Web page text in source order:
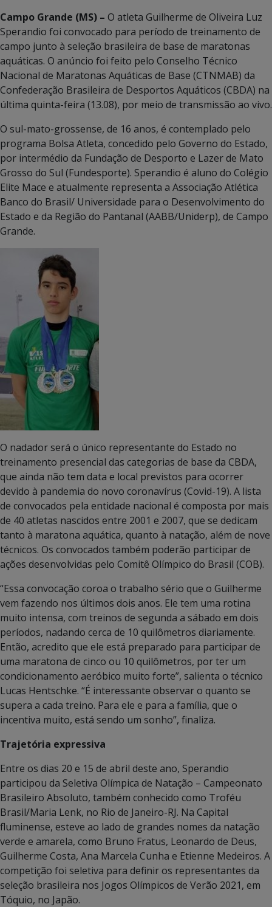
Campo Grande (MS) – O atleta Guilherme de Oliveira Luz
Sperandio foi convocado para período de treinamento de
campo junto à seleção brasileira de base de maratonas
aquáticas. O anúncio foi feito pelo Conselho Técnico
Nacional de Maratonas Aquáticas de Base (CTNMAB) da
Confederação Brasileira de Desportos Aquáticos (CBDA) na
última quinta-feira (13.08), por meio de transmissão ao vivo.
O sul-mato-grossense, de 16 anos, é contemplado pelo
programa Bolsa Atleta, concedido pelo Governo do Estado,
por intermédio da Fundação de Desporto e Lazer de Mato
Grosso do Sul (Fundesporte). Sperandio é aluno do Colégio
Elite Mace e atualmente representa a Associação Atlética
Banco do Brasil/ Universidade para o Desenvolvimento do
Estado e da Região do Pantanal (AABB/Uniderp), de Campo
Grande.
O nadador será o único representante do Estado no
treinamento presencial das categorias de base da CBDA,
que ainda não tem data e local previstos para ocorrer
devido à pandemia do novo coronavírus (Covid-19). A lista
de convocados pela entidade nacional é composta por mais
de 40 atletas nascidos entre 2001 e 2007, que se dedicam
tanto à maratona aquática, quanto à natação, além de nove
técnicos. Os convocados também poderão participar de
ações desenvolvidas pelo Comitê Olímpico do Brasil (COB).
“Essa convocação coroa o trabalho sério que o Guilherme
vem fazendo nos últimos dois anos. Ele tem uma rotina
muito intensa, com treinos de segunda a sábado em dois
períodos, nadando cerca de 10 quilômetros diariamente.
Então, acredito que ele está preparado para participar de
uma maratona de cinco ou 10 quilômetros, por ter um
condicionamento aeróbico muito forte”, salienta o técnico
Lucas Hentschke. “É interessante observar o quanto se
supera a cada treino. Para ele e para a família, que o
incentiva muito, está sendo um sonho”, finaliza.
Trajetória expressiva
Entre os dias 20 e 15 de abril deste ano, Sperandio
participou da Seletiva Olímpica de Natação – Campeonato
Brasileiro Absoluto, também conhecido como Troféu
Brasil/Maria Lenk, no Rio de Janeiro-RJ. Na Capital
fluminense, esteve ao lado de grandes nomes da natação
verde e amarela, como Bruno Fratus, Leonardo de Deus,
Guilherme Costa, Ana Marcela Cunha e Etienne Medeiros. A
competição foi seletiva para definir os representantes da
seleção brasileira nos Jogos Olímpicos de Verão 2021, em
Tóquio, no Japão.